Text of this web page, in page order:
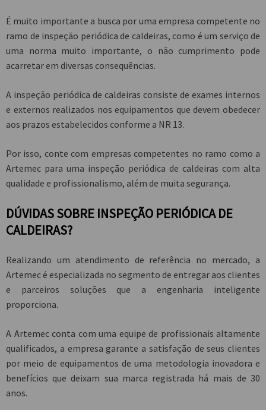
É muito importante a busca por uma empresa competente no
ramo de inspeção periódica de caldeiras, como é um serviço de
uma norma muito importante, o não cumprimento pode
acarretar em diversas consequências.
A inspeção periódica de caldeiras consiste de exames internos
e externos realizados nos equipamentos que devem obedecer
aos prazos estabelecidos conforme a NR 13.
Por isso, conte com empresas competentes no ramo como a
Artemec para uma inspeção periódica de caldeiras com alta
qualidade e profissionalismo, além de muita segurança.
DÚVIDAS SOBRE INSPEÇÃO PERIÓDICA DE
CALDEIRAS?
Realizando um atendimento de referência no mercado, a
Artemec é especializada no segmento de entregar aos clientes
e parceiros soluções que a engenharia inteligente
proporciona.
A Artemec conta com uma equipe de profissionais altamente
qualificados, a empresa garante a satisfação de seus clientes
por meio de equipamentos de uma metodologia inovadora e
benefícios que deixam sua marca registrada há mais de 30
anos.